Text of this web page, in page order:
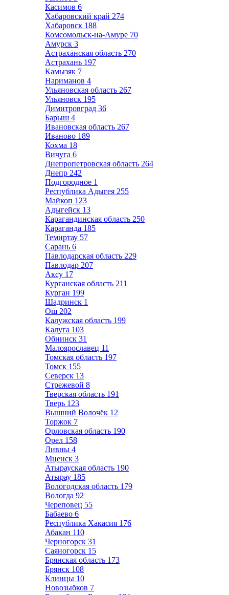
Касимов 6
Хабаровский край 274
Хабаровск 188
Комсомольск-на-Амуре 70
Амурск 3
Астраханская область 270
Астрахань 197
Камызяк 7
Нариманов 4
Ульяновская область 267
Ульяновск 195
Димитровград 36
Барыш 4
Ивановская область 267
Иваново 189
Кохма 18
Вичуга 6
Днепропетровская область 264
Днепр 242
Подгородное 1
Республика Адыгея 255
Майкоп 123
Адыгейск 13
Карагандинская область 250
Караганда 185
Темиртау 57
Сарань 6
Павлодарская область 229
Павлодар 207
Аксу 17
Курганская область 211
Курган 199
Шадринск 1
Ош 202
Калужская область 199
Калуга 103
Обнинск 31
Малоярославец 11
Томская область 197
Томск 155
Северск 13
Стрежевой 8
Тверская область 191
Тверь 123
Вышний Волочёк 12
Торжок 7
Орловская область 190
Орел 158
Ливны 4
Мценск 3
Атырауская область 190
Атырау 185
Вологодская область 179
Вологда 92
Череповец 55
Бабаево 6
Республика Хакасия 176
Абакан 110
Черногорск 31
Саяногорск 15
Брянская область 173
Брянск 108
Клинцы 10
Новозыбков 7